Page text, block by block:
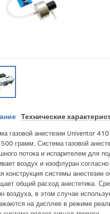
Технические
газовой анестезии Univentor
грамм. Система газовой
потока и испарителем для
воздух и изофлуран
конструкция системы анестезии
общий расход анестетика.
воздуха, в этом случае
на дисплее в режиме